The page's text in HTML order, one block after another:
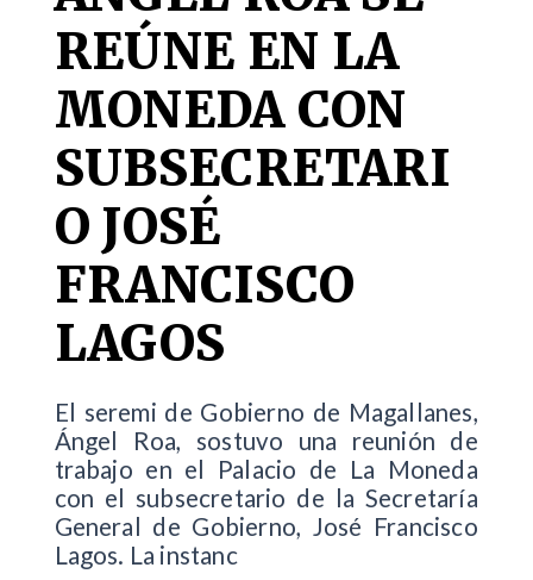
REÚNE EN LA
MONEDA CON
SUBSECRETARI
O JOSÉ
FRANCISCO
LAGOS
El seremi de Gobierno de Magallanes,
Ángel Roa, sostuvo una reunión de
trabajo en el Palacio de La Moneda
con el subsecretario de la Secretaría
General de Gobierno, José Francisco
Lagos. La instanc